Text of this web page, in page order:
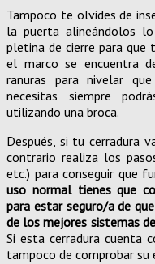
Tampoco te olvides de
la puerta alineándolos
pletina de cierre para que
el marco se encuentra
ranuras para nivelar
necesitas siempre
utilizando una broca.
Después, si tu cerradura
contrario realiza los
etc.) para conseguir que
uso normal tienes que
para estar seguro/a de
de los mejores sistemas
Si esta cerradura cuenta
tampoco de comprobar